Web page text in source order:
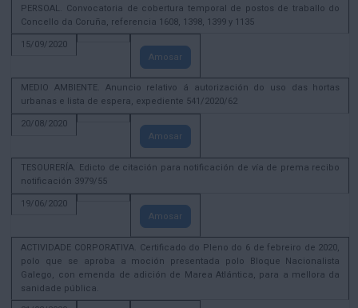
PERSOAL. Convocatoria de cobertura temporal de postos de traballo do
Concello da Coruña, referencia 1608, 1398, 1399 y 1135
15/09/2020
Amosar
MEDIO AMBIENTE. Anuncio relativo á autorización do uso das hortas
urbanas e lista de espera, expediente 541/2020/62
20/08/2020
Amosar
TESOURERÍA. Edicto de citación para notificación de vía de prema recibo
notificación 3979/55
19/06/2020
Amosar
ACTIVIDADE CORPORATIVA. Certificado do Pleno do 6 de febreiro de 2020,
polo que se aproba a moción presentada polo Bloque Nacionalista
Galego, con emenda de adición de Marea Atlántica, para a mellora da
sanidade pública.